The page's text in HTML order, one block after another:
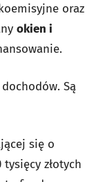
oraz
okien i
Są
się o
złotych